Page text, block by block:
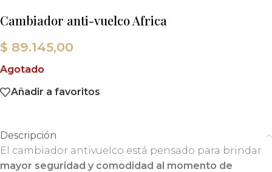
Cambiador anti-vuelco Africa
$ 89.145,00
Agotado
Añadir a favoritos
Descripción
El cambiador antivuelco está pensado para brindar
mayor seguridad y comodidad al momento de